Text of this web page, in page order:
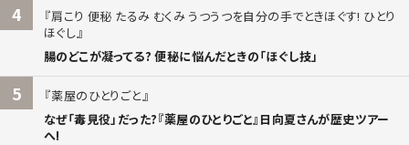
4
肩こり 便秘 たるみ むくみ うつうつを自分の手でときほぐす! ひとり
ほぐし
腸のどこが凝ってる? 便秘に悩んだときの「ほぐし技」
5
薬屋のひとりごと
なぜ「毒見役」だった?『薬屋のひとりごと』日向夏さんが歴史ツアー
へ!